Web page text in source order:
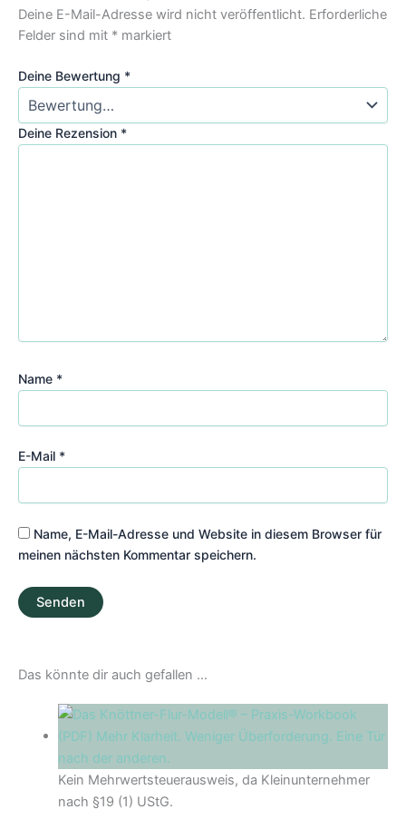
Deine E-Mail-Adresse wird nicht veröffentlicht. Erforderliche
Felder sind mit * markiert
Deine Bewertung *
Deine Rezension *
Name *
E-Mail *
Name, E-Mail-Adresse und Website in diesem Browser für
meinen nächsten Kommentar speichern.
Das könnte dir auch gefallen …
Kein Mehrwertsteuerausweis, da Kleinunternehmer
nach §19 (1) UStG.